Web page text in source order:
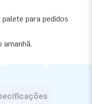
para pedidos
amanhã.